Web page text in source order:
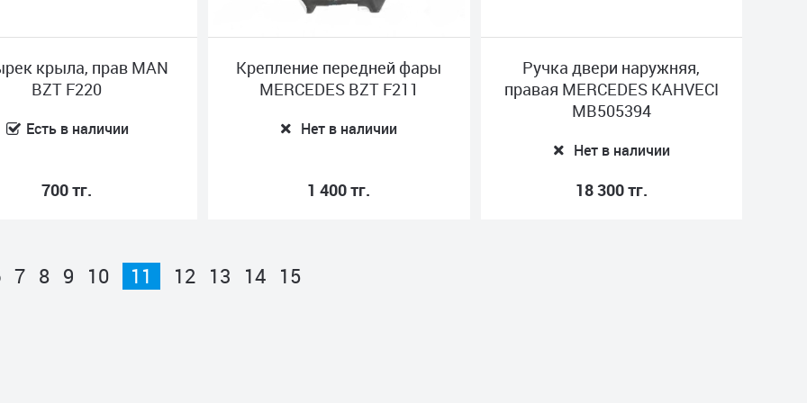
крыла, прав MAN
BZT F220
Есть в наличии
700 тг.
Крепление передней фары
MERCEDES BZT F211
Нет в наличии
1 400 тг.
Ручка двери наружняя,
правая MERCEDES KAHVECI
MB505394
Нет в наличии
18 300 тг.
7 8 9 10 11 12 13 14 15